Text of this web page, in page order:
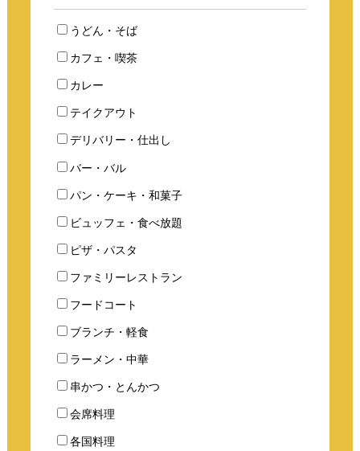
うどん・そば
カフェ・喫茶
カレー
テイクアウト
デリバリー・仕出し
バー・バル
パン・ケーキ・和菓子
ビュッフェ・食べ放題
ピザ・パスタ
ファミリーレストラン
フードコート
ブランチ・軽食
ラーメン・中華
串かつ・とんかつ
会席料理
各国料理